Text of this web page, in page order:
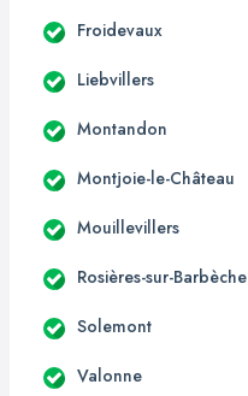
Froidevaux
Liebvillers
Montandon
Montjoie-le-Château
Mouillevillers
Rosières-sur-Barbèche
Solemont
Valonne